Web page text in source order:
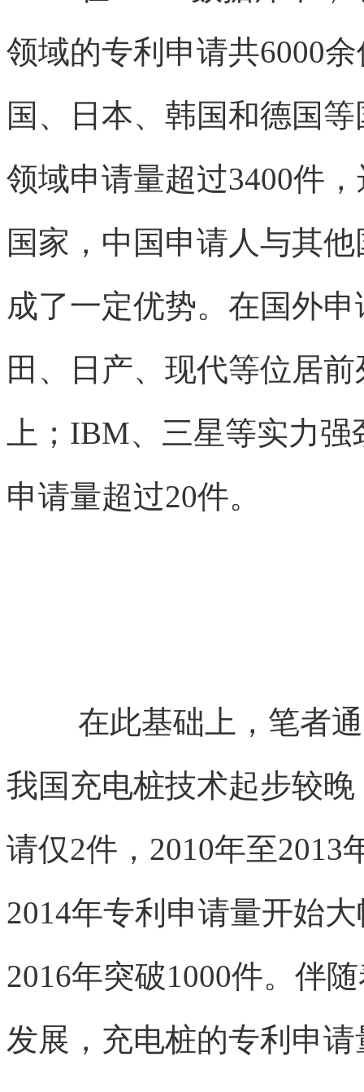
领域的专利申请共6000
国、日本、韩国和德国
领域申请量超过3400件
国家，中国申请人与其
成了一定优势。在国外
田、日产、现代等位居
上；IBM、三星等实力
申请量超过20件。
在此基础上，笔者
我国充电桩技术起步较
请仅2件，2010年至
2014年专利申请量开始
2016年突破1000件。伴
发展，充电桩的专利申